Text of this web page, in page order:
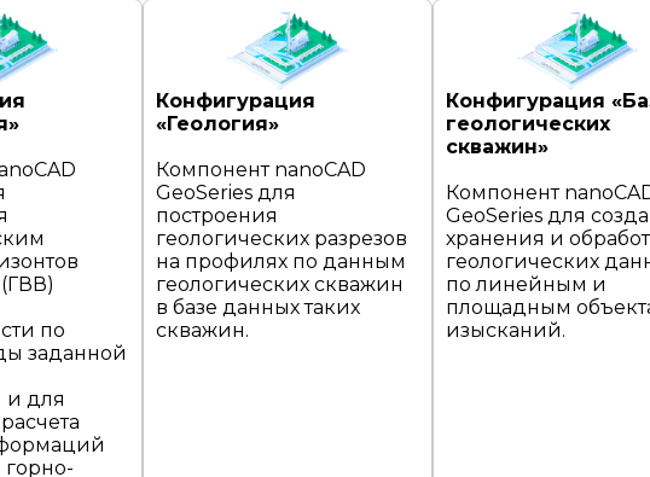
по
заданной
для
Конфигурация
«Геология»
Компонент nanoCAD
GeoSeries для
построения
геологических разрезов
на профилях по данным
геологических скважин
в базе данных таких
скважин.
Конфигурация
геологических
скважин»
Компонент
GeoSeries для
хранения и
геологических
по линейным и
площадным
изысканий.